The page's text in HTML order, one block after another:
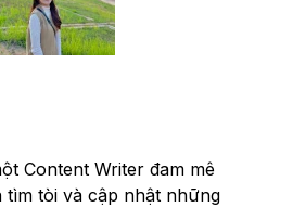
Content Writer đam mê
tìm tòi và cập nhật những